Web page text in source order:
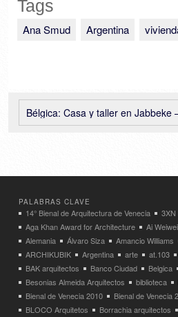
Tags
Ana Smud Argentina
Bélgica: Casa y taller en Jabbeke –
PALABRAS CLAVE
14° Bienal de Arquitectura de Venecia 3XN
Aga Khan Award for Architecture
Ai Weiwei
Alemania
Álvaro Siza Amancio Williams
ARCHIKUBIK
Argentina arte at.103
BAK arquitectos
Banco Ciudad Belgica
Besonias Almeida Arquitectos
biblioteca
Bienal de Venecia 2010
Bienal de Venecia
BLOCO Arquitetos
Borrachia arquitectos